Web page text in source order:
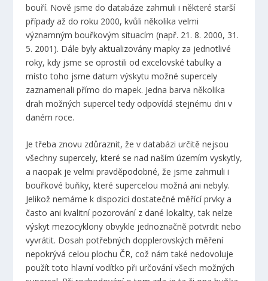
bouří. Nově jsme do databáze zahrnuli i některé starší
případy až do roku 2000, kvůli několika velmi
významným bouřkovým situacím (např. 21. 8. 2000, 31.
5. 2001). Dále byly aktualizovány mapky za jednotlivé
roky, kdy jsme se oprostili od excelovské tabulky a
místo toho jsme datum výskytu možné supercely
zaznamenali přímo do mapek. Jedna barva několika
drah možných supercel tedy odpovídá stejnému dni v
daném roce.
Je třeba znovu zdůraznit, že v databázi určitě nejsou
všechny supercely, které se nad naším územím vyskytly,
a naopak je velmi pravděpodobné, že jsme zahrnuli i
bouřkové buňky, které supercelou možná ani nebyly.
Jelikož nemáme k dispozici dostatečné měřící prvky a
často ani kvalitní pozorování z dané lokality, tak nelze
výskyt mezocyklony obvykle jednoznačně potvrdit nebo
vyvrátit. Dosah potřebných dopplerovských měření
nepokrývá celou plochu ČR, což nám také nedovoluje
použít toto hlavní vodítko při určování všech možných